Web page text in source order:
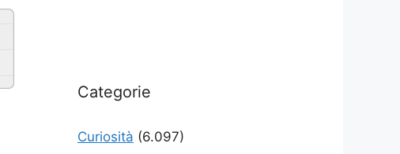
Categorie
Curiosità (6.097)